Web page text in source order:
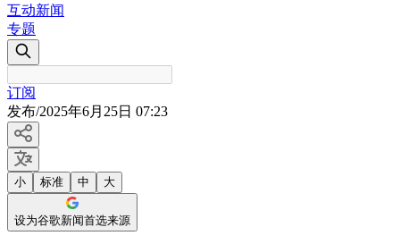
互动新闻
专题
订阅
发布/2025年6月25日 07:23
小 标准 中 大
设为谷歌新闻首选来源